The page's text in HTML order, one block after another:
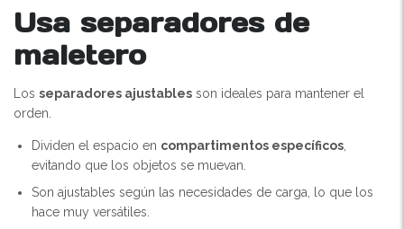
Usa separadores de
maletero
Los separadores ajustables son ideales para mantener el
orden.
Dividen el espacio en compartimentos específicos
evitando que los objetos se muevan.
Son ajustables según las necesidades de carga, lo que los
hace muy versátiles.